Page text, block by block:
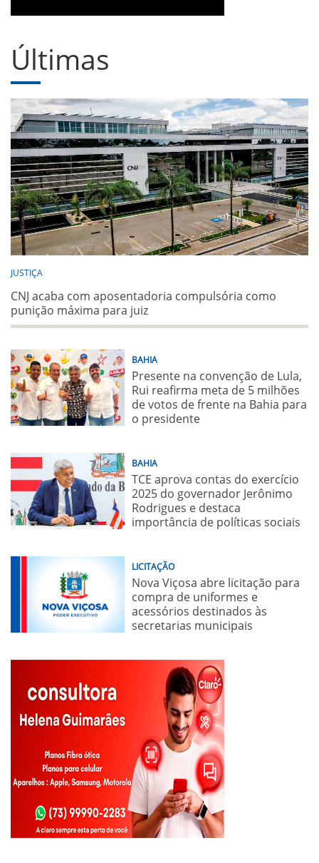
Últimas
JUSTIÇA
CNJ acaba com aposentadoria compulsória como
punição máxima para juiz
BAHIA
Presente na convenção de Lula,
Rui reafirma meta de 5 milhões
de votos de frente na Bahia para
o presidente
BAHIA
TCE aprova contas do exercício
2025 do governador Jerônimo
Rodrigues e destaca
importância de políticas sociais
LICITAÇÃO
Nova Viçosa abre licitação para
compra de uniformes e
acessórios destinados às
secretarias municipais